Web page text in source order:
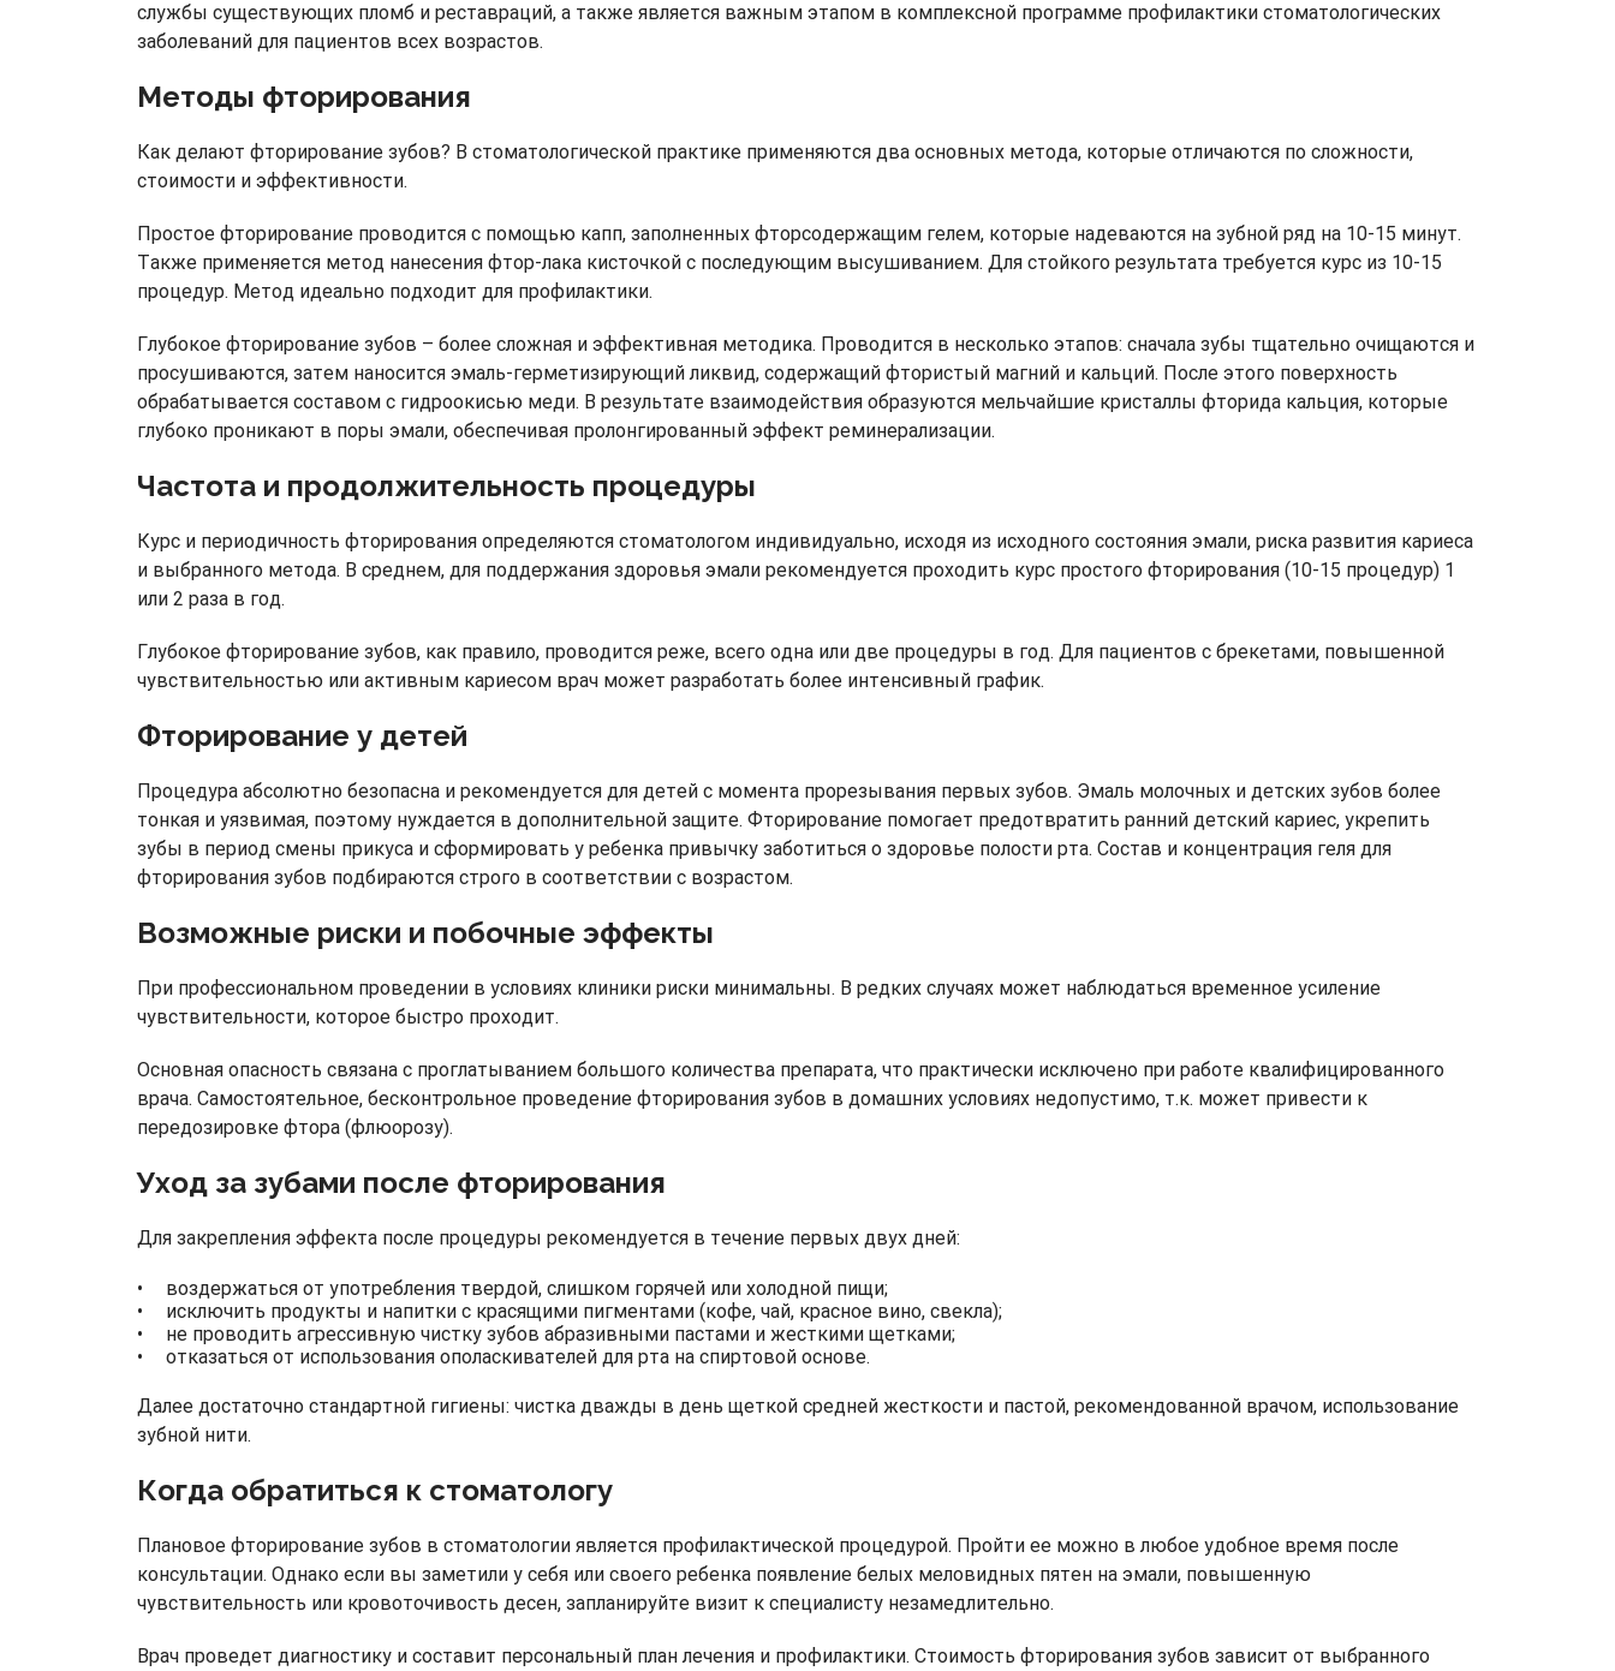
службы существующих пломб и реставраций, а также является важным этапом в комплексной программе профилактики стоматологических
заболеваний для пациентов всех возрастов.
Методы фторирования
Как делают фторирование зубов? В стоматологической практике применяются два основных метода, которые отличаются по сложности,
стоимости и эффективности.
Простое фторирование проводится с помощью капп, заполненных фторсодержащим гелем, которые надеваются на зубной ряд на 10-15 минут.
Также применяется метод нанесения фтор-лака кисточкой с последующим высушиванием. Для стойкого результата требуется курс из 10-15
процедур. Метод идеально подходит для профилактики.
Глубокое фторирование зубов – более сложная и эффективная методика. Проводится в несколько этапов: сначала зубы тщательно очищаются и
просушиваются, затем наносится эмаль-герметизирующий ликвид, содержащий фтористый магний и кальций. После этого поверхность
обрабатывается составом с гидроокисью меди. В результате взаимодействия образуются мельчайшие кристаллы фторида кальция, которые
глубоко проникают в поры эмали, обеспечивая пролонгированный эффект реминерализации.
Частота и продолжительность процедуры
Курс и периодичность фторирования определяются стоматологом индивидуально, исходя из исходного состояния эмали, риска развития кариеса
и выбранного метода. В среднем, для поддержания здоровья эмали рекомендуется проходить курс простого фторирования (10-15 процедур) 1
или 2 раза в год.
Глубокое фторирование зубов, как правило, проводится реже, всего одна или две процедуры в год. Для пациентов с брекетами, повышенной
чувствительностью или активным кариесом врач может разработать более интенсивный график.
Фторирование у детей
Процедура абсолютно безопасна и рекомендуется для детей с момента прорезывания первых зубов. Эмаль молочных и детских зубов более
тонкая и уязвимая, поэтому нуждается в дополнительной защите. Фторирование помогает предотвратить ранний детский кариес, укрепить
зубы в период смены прикуса и сформировать у ребенка привычку заботиться о здоровье полости рта. Состав и концентрация геля для
фторирования зубов подбираются строго в соответствии с возрастом.
Возможные риски и побочные эффекты
При профессиональном проведении в условиях клиники риски минимальны. В редких случаях может наблюдаться временное усиление
чувствительности, которое быстро проходит.
Основная опасность связана с проглатыванием большого количества препарата, что практически исключено при работе квалифицированного
врача. Самостоятельное, бесконтрольное проведение фторирования зубов в домашних условиях недопустимо, т.к. может привести к
передозировке фтора (флюорозу).
Уход за зубами после фторирования
Для закрепления эффекта после процедуры рекомендуется в течение первых двух дней:
воздержаться от употребления твердой, слишком горячей или холодной пищи;
исключить продукты и напитки с красящими пигментами (кофе, чай, красное вино, свекла);
не проводить агрессивную чистку зубов абразивными пастами и жесткими щетками;
отказаться от использования ополаскивателей для рта на спиртовой основе.
Далее достаточно стандартной гигиены: чистка дважды в день щеткой средней жесткости и пастой, рекомендованной врачом, использование
зубной нити.
Когда обратиться к стоматологу
Плановое фторирование зубов в стоматологии является профилактической процедурой. Пройти ее можно в любое удобное время после
консультации. Однако если вы заметили у себя или своего ребенка появление белых меловидных пятен на эмали, повышенную
чувствительность или кровоточивость десен, запланируйте визит к специалисту незамедлительно.
Врач проведет диагностику и составит персональный план лечения и профилактики. Стоимость фторирования зубов зависит от выбранного